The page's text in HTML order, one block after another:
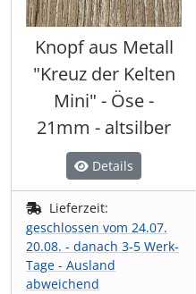
Knopf aus Metall
"Kreuz der Kelten
Mini" - Öse -
21mm - altsilber
Details
Lieferzeit:
geschlossen vom 24.07.
20.08. - danach 3-5 Werk-
Tage - Ausland
abweichend